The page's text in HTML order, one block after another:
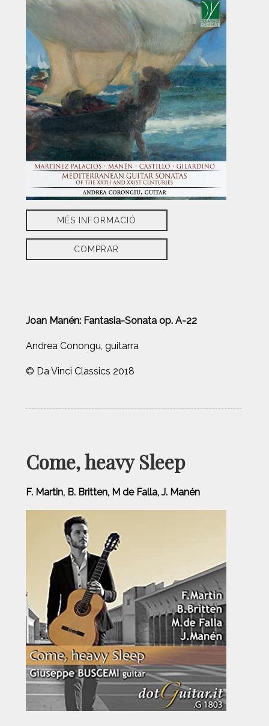
MÉS INFORMACIÓ
COMPRAR
Joan Manén: Fantasia-Sonata op. A-22
Andrea Conongu, guitarra
© Da Vinci Classics 2018
Come, heavy Sleep
F. Martin, B. Britten, M de Falla, J. Manén